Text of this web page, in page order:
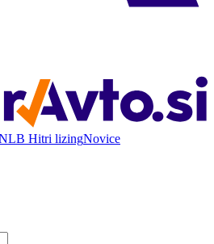
Hitri lizingNovice